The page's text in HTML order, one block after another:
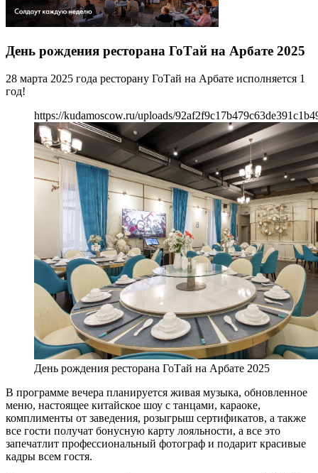
День рождения ресторана ГоТай на Арбате 2025
28 марта 2025 года ресторану ГоТай на Арбате исполняется 1
год!
https://kudamoscow.ru/uploads/
День рождения ресторана ГоТай на Арбате 2025
В программе вечера планируется живая музыка, обновленное
меню, настоящее китайское шоу с танцами, караоке,
комплименты от заведения, розыгрыш сертификатов, а также
все гости получат бонусную карту лояльности, а все это
запечатлит профессиональный фотограф и подарит красивые
кадры всем гостя.